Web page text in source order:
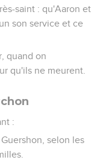
saint : qu'Aaron et
son service et ce
quand on
qu'ils ne meurent.
:
selon les